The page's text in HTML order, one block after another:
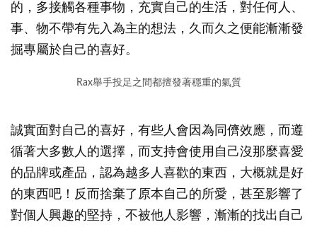
的，多接觸各種事物，充實自己的生活，對任何人、
事、物不帶有先入為主的想法，久而久之便能漸漸發
掘專屬於自己的喜好。
Rax舉手投足之間都擅發著穩重的氣質
誠實面對自己的喜好，有些人會因為同儕效應，而遵
循著大多數人的選擇，而支持會使用自己沒那麼喜愛
的品牌或產品，認為越多人喜歡的東西，大概就是好
的東西吧！反而捨棄了原本自己的所愛，甚至影響了
對個人興趣的堅持，不被他人影響，漸漸的找出自己